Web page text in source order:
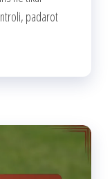
padarot